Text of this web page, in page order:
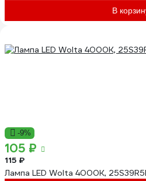
В
-9%
105 ₽
115 ₽
Лампа LED Wolta 4000K,